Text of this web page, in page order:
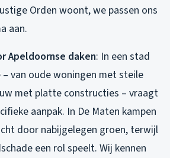
Orden woont, we passen ons
aan.
Apeldoornse daken: In een stad
van oude woningen met steile
met platte constructies – vraagt
aanpak. In De Maten kampen
door nabijgelegen groen, terwijl
een rol speelt. Wij kennen